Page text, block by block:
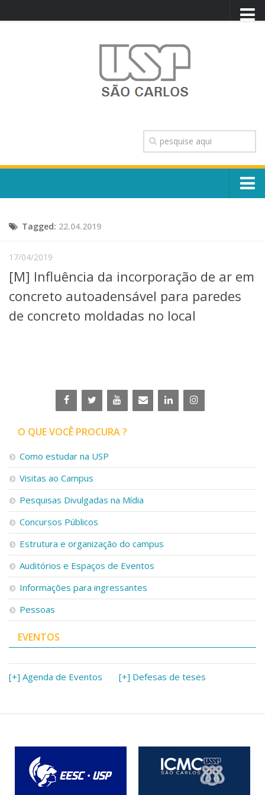
TRANSPARÊNCIA
OUVIDORIA
CONTATO
Escola, Institutos e Órgãos
Núcleos e Comissões
Telefones e Mapas
Graduação
Linhas de Pesquisa
Centros, Núcleos e Projetos em Rede
Iniciação Científica
Empresas Juniores
Extensão à Comunidade
Projetos, Programas e Cursos
Artes, Cultura e Esportes
Museus e Espaços Interativos
Serviços
Bibliotecas
Apoio ao Estudante
Segurança, Trânsito e Prevenção
RH, Administrativo e Financeiro
Outros serviços
Comunicação
Assessorias e Mídias
Aplicativos e Sites
Jornal da USP
Agenda de Eventos
Tagged: 22.04.2019
17/04/2019
[M] Influência da incorporação de ar em
concreto autoadensável para paredes
de concreto moldadas no local
O QUE VOCÊ PROCURA ?
Como estudar na USP
Visitas ao Campus
Pesquisas Divulgadas na Mídia
Concursos Públicos
Estrutura e organização do campus
Auditórios e Espaços de Eventos
Informações para ingressantes
Pessoas
EVENTOS
[+] Agenda de Eventos [+] Defesas de teses